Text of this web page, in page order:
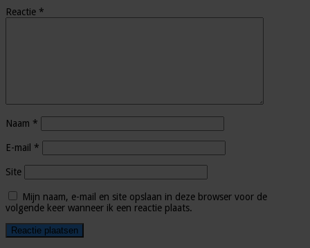
Reactie *
Naam *
E-mail *
Site
Mijn naam, e-mail en site opslaan in deze browser voor de
volgende keer wanneer ik een reactie plaats.